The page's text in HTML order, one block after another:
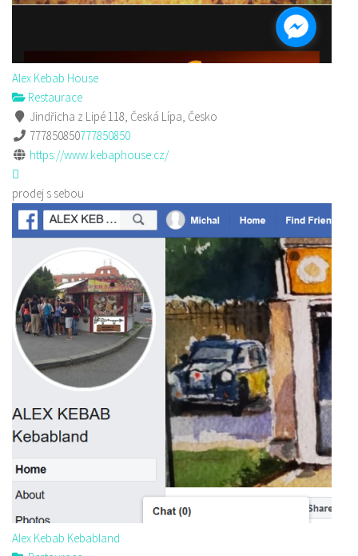
Alex Kebab House
Restaurace
Jindřicha z Lipé 118, Česká Lípa, Česko
777850850777850850
https://www.kebaphouse.cz/
prodej s sebou
Alex Kebab Kebabland